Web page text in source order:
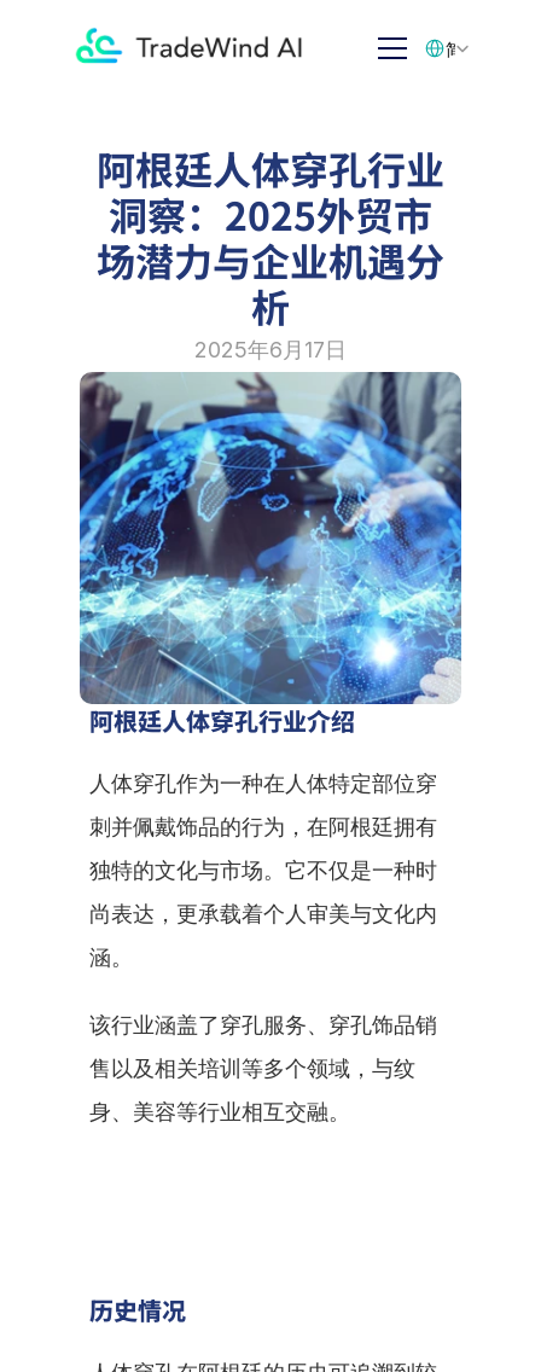
阿根廷人体穿孔行业
洞察：2025外贸市
场潜力与企业机遇分
析
2025年6月17日
阿根廷人体穿孔行业介绍
人体穿孔作为一种在人体特定部位穿
刺并佩戴饰品的行为，在阿根廷拥有
独特的文化与市场。它不仅是一种时
尚表达，更承载着个人审美与文化内
涵。
该行业涵盖了穿孔服务、穿孔饰品销
售以及相关培训等多个领域，与纹
身、美容等行业相互交融。
历史情况
简体中文